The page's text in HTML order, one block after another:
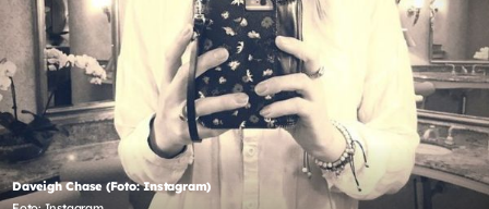
Daveigh Chase (Foto: Instagram)